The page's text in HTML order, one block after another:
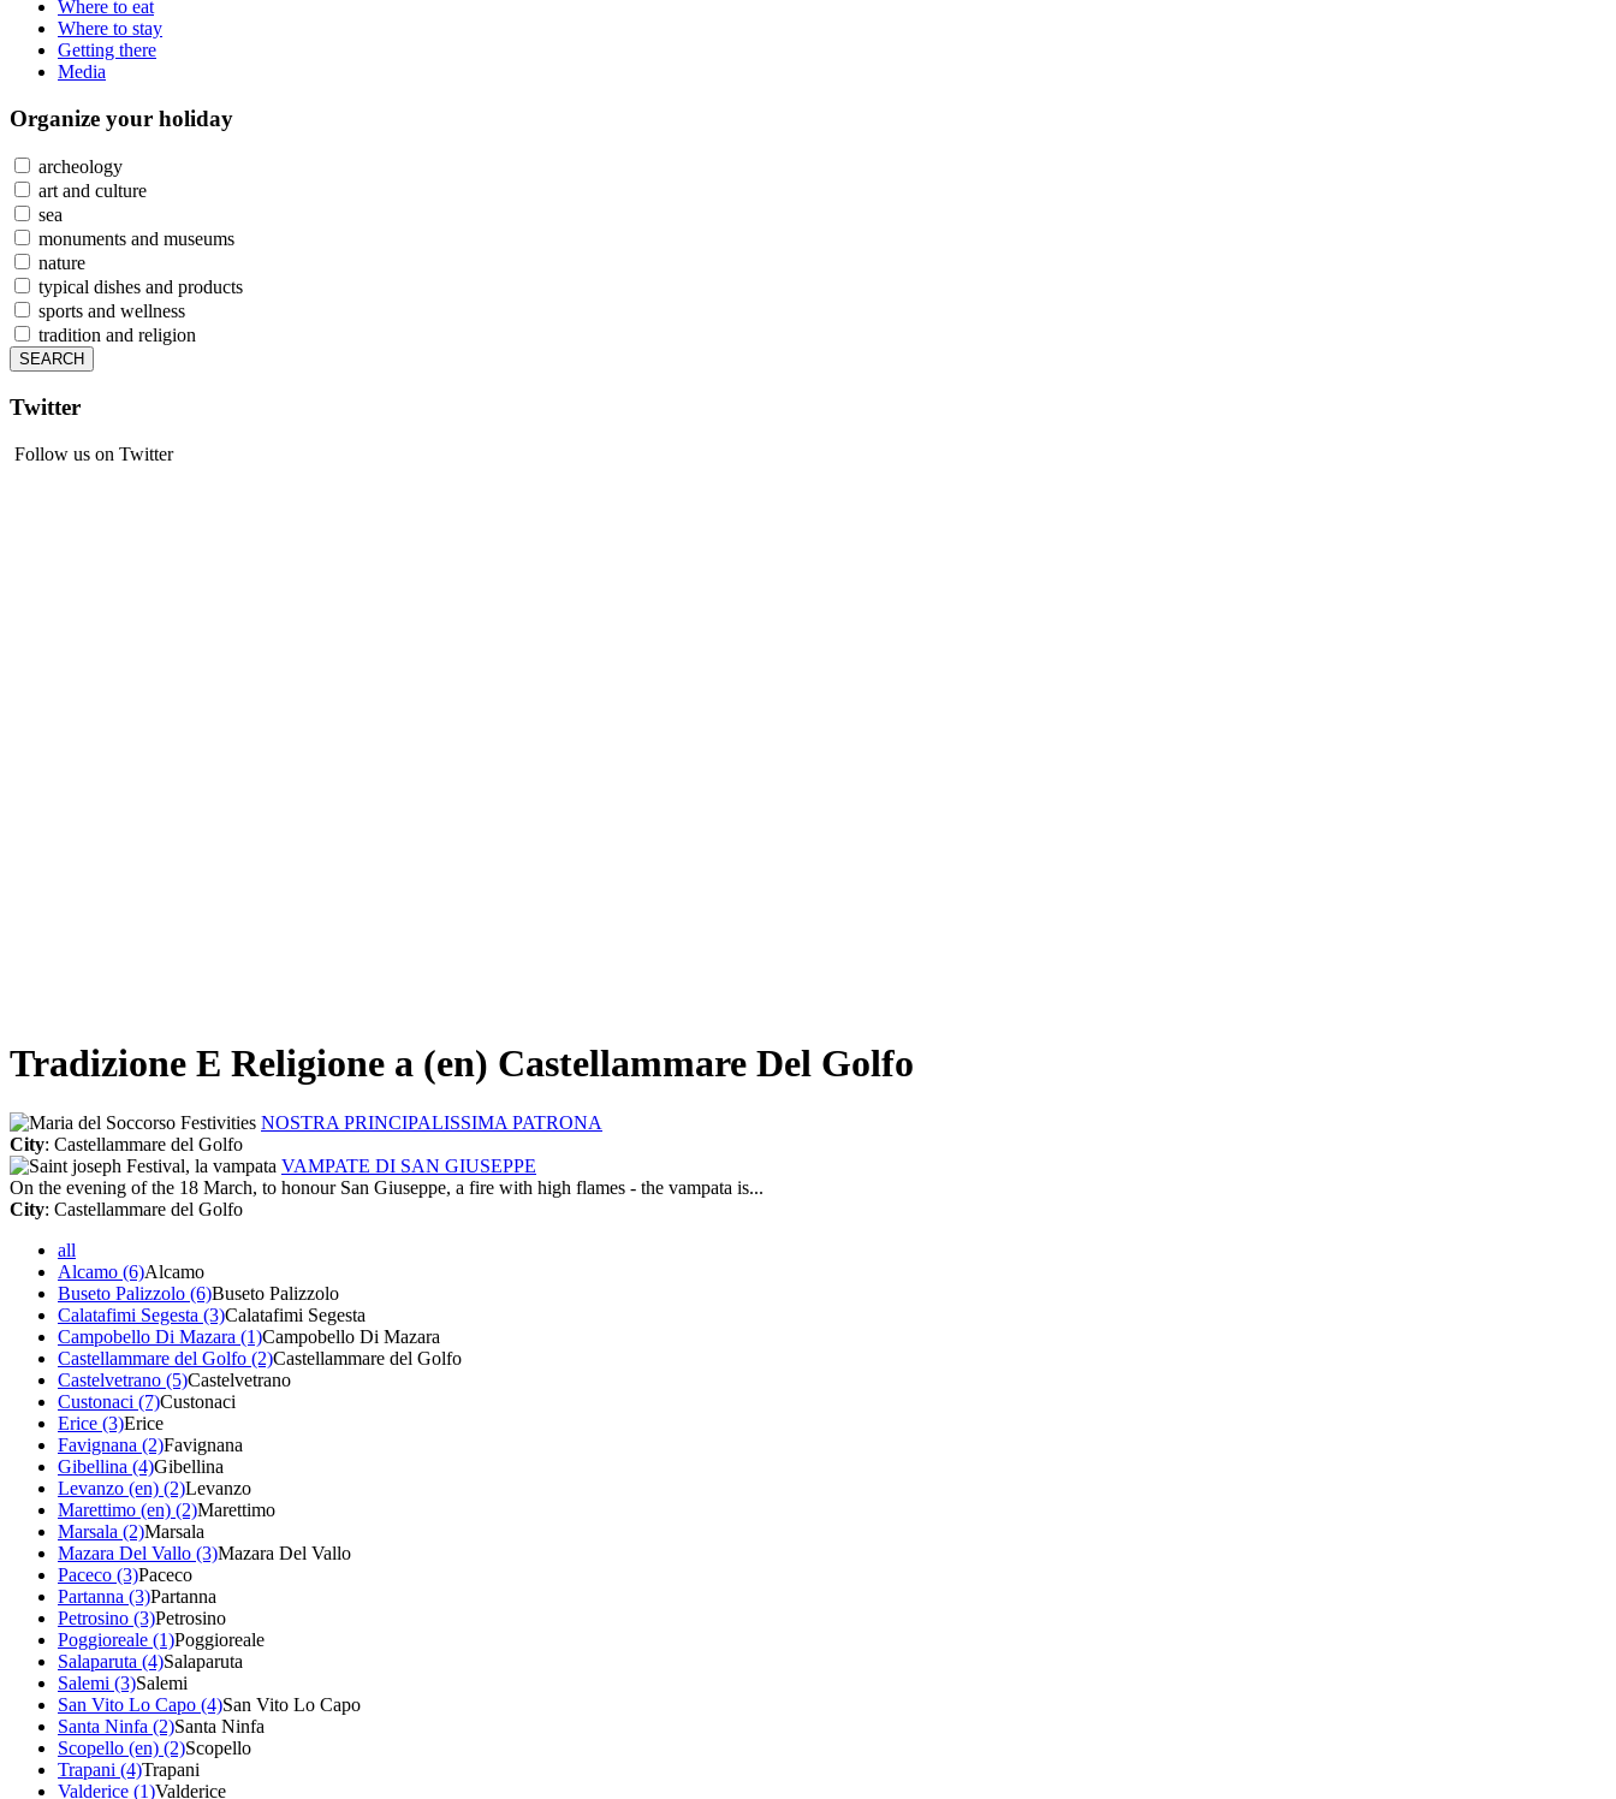
Where to eat
Where to stay
Getting there
Media
Organize your holiday
archeology
art and culture
sea
monuments and museums
nature
typical dishes and products
sports and wellness
tradition and religion
Twitter
Follow us on Twitter
Tradizione E Religione a (en) Castellammare Del Golfo
NOSTRA PRINCIPALISSIMA PATRONA
City: Castellammare del Golfo
VAMPATE DI SAN GIUSEPPE
On the evening of the 18 March, to honour San Giuseppe, a fire with high flames - the vampata is...
City: Castellammare del Golfo
all
Alcamo (6)Alcamo
Buseto Palizzolo (6)Buseto Palizzolo
Calatafimi Segesta (3)Calatafimi Segesta
Campobello Di Mazara (1)Campobello Di Mazara
Castellammare del Golfo (2)Castellammare del Golfo
Castelvetrano (5)Castelvetrano
Custonaci (7)Custonaci
Erice (3)Erice
Favignana (2)Favignana
Gibellina (4)Gibellina
Levanzo (en) (2)Levanzo
Marettimo (en) (2)Marettimo
Marsala (2)Marsala
Mazara Del Vallo (3)Mazara Del Vallo
Paceco (3)Paceco
Partanna (3)Partanna
Petrosino (3)Petrosino
Poggioreale (1)Poggioreale
Salaparuta (4)Salaparuta
Salemi (3)Salemi
San Vito Lo Capo (4)San Vito Lo Capo
Santa Ninfa (2)Santa Ninfa
Scopello (en) (2)Scopello
Trapani (4)Trapani
Valderice (1)Valderice